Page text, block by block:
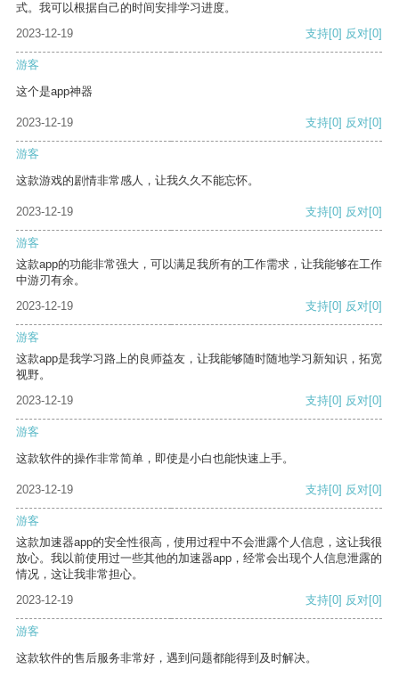
式。我可以根据自己的时间安排学习进度。
2023-12-19
支持[0] 反对[0]
游客
这个是app神器
2023-12-19 支持[0] 反对[0]
游客
这款游戏的剧情非常感人，让我久久不能忘怀。
2023-12-19 支持[0] 反对[0]
游客
这款app的功能非常强大，可以满足我所有的工作需求，让我能够在工作
中游刃有余。
2023-12-19
支持[0] 反对[0]
游客
这款app是我学习路上的良师益友，让我能够随时随地学习新知识，拓宽
视野。
2023-12-19
支持[0] 反对[0]
游客
这款软件的操作非常简单，即使是小白也能快速上手。
2023-12-19 支持[0] 反对[0]
游客
这款加速器app的安全性很高，使用过程中不会泄露个人信息，这让我很
放心。我以前使用过一些其他的加速器app，经常会出现个人信息泄露的
情况，这让我非常担心。
2023-12-19
支持[0] 反对[0]
游客
这款软件的售后服务非常好，遇到问题都能得到及时解决。